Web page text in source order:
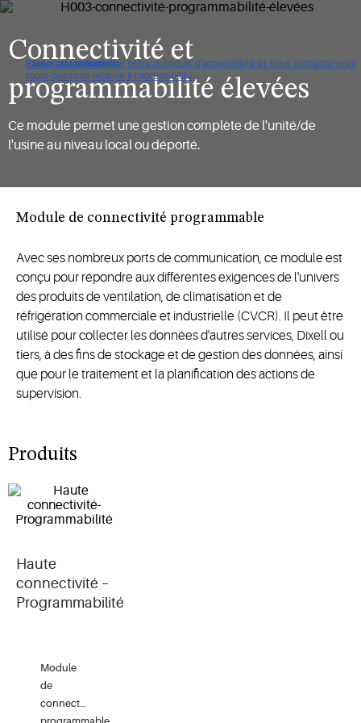
Cliquez pour consulter notre politique d'accessibilité et nous contacter pour
toute question relative à l'accessibilité.
Passer à la navigation
Passer au contenu
Passer à la recherche
Connectivité et
programmabilité élevées
Ce module permet une gestion complète de l'unité/de
l'usine au niveau local ou déporté.
Module de connectivité programmable
Avec ses nombreux ports de communication, ce module est
conçu pour répondre aux différentes exigences de l'univers
des produits de ventilation, de climatisation et de
réfrigération commerciale et industrielle (CVCR). Il peut être
utilisé pour collecter les données d'autres services, Dixell ou
tiers, à des fins de stockage et de gestion des données, ainsi
que pour le traitement et la planification des actions de
supervision.
Produits
Haute
connectivité –
Programmabilité
Module
de
connectivité